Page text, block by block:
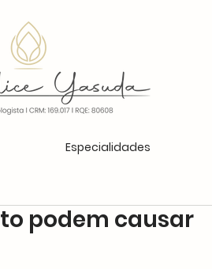
Especialidades
podem causar